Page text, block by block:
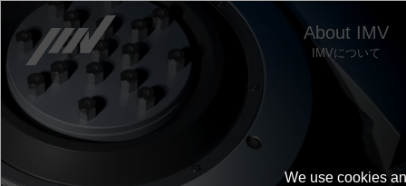
About IMV
IMVについて
お問い合わせ
We use cookies